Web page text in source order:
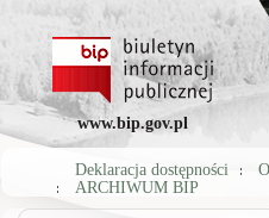
www.bip.gov.pl
Deklaracja dostępności
ARCHIWUM BIP